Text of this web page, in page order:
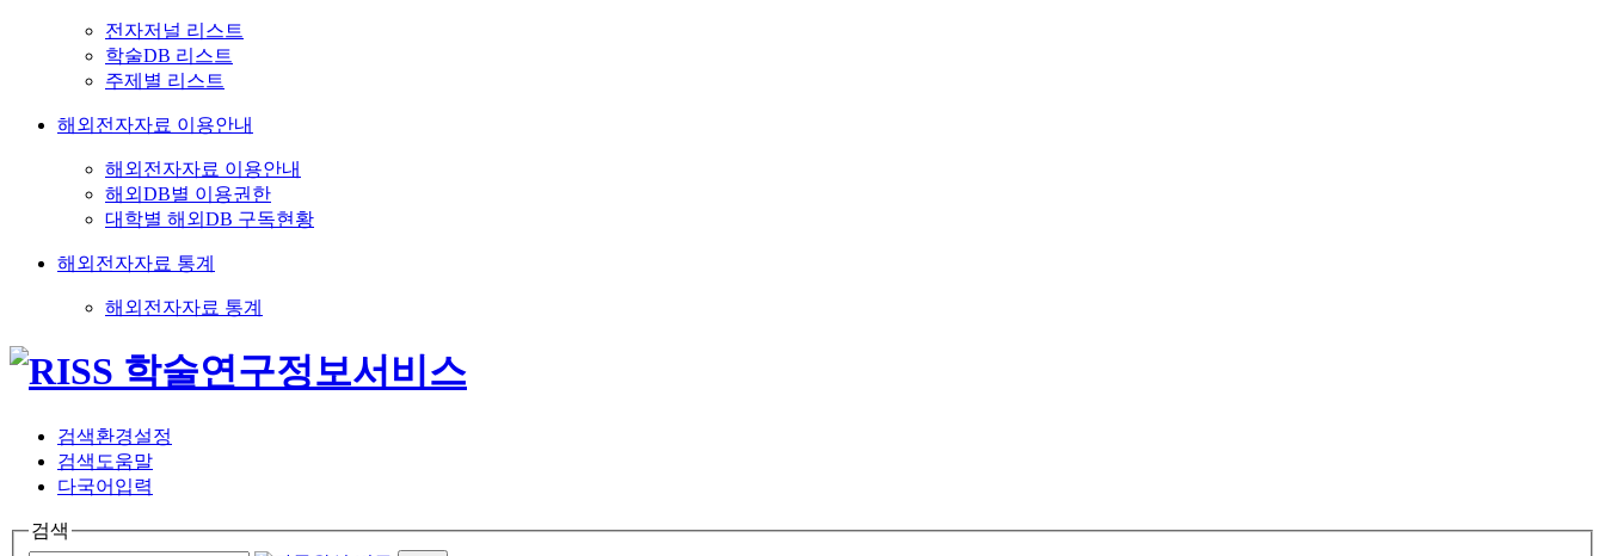
전자저널 리스트
학술DB 리스트
주제별 리스트
해외전자자료 이용안내
해외전자자료 이용안내
해외DB별 이용권한
대학별 해외DB 구독현황
해외전자자료 통계
해외전자자료 통계
검색환경설정
검색도움말
다국어입력
검색